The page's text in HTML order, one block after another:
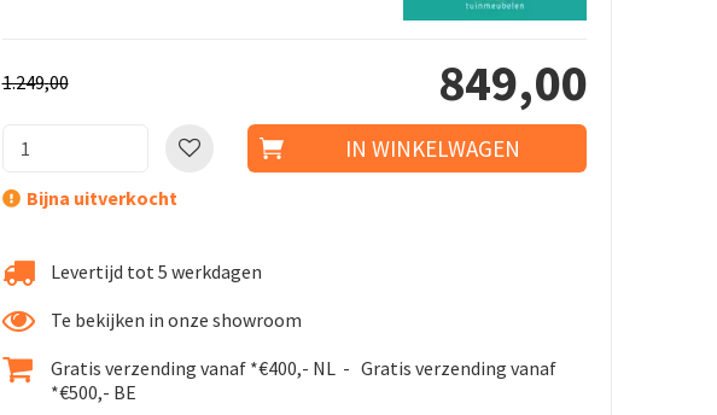
1.249,00 849,00
Bijna uitverkocht
Levertijd tot 5 werkdagen
Te bekijken in onze showroom
Gratis verzending vanaf *€400,- NL - Gratis verzending vanaf
*€500,- BE